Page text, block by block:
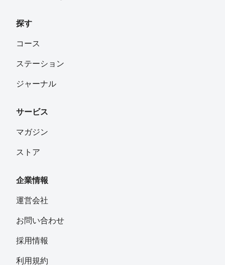
探す
コース
ステーション
ジャーナル
サービス
マガジン
ストア
企業情報
運営会社
お問い合わせ
採用情報
利用規約